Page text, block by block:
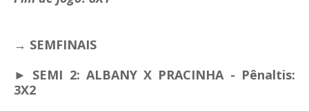
→ SEMFINAIS
► SEMI 2: ALBANY X PRACINHA- Pênaltis:
3X2